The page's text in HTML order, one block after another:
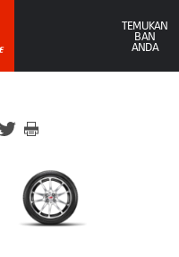
TEMUKAN
BAN
ANDA